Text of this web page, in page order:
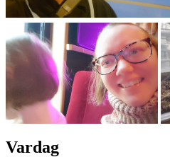
Vardag